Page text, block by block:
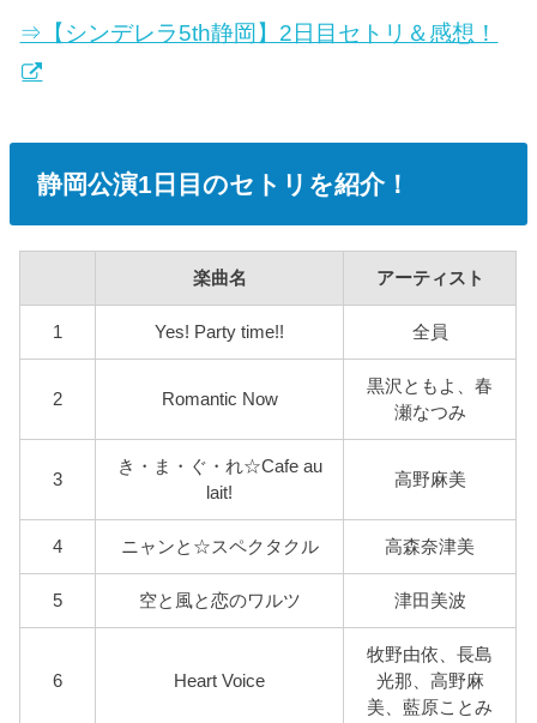
⇒【シンデレラ5th静岡】2日目セトリ＆感想！
静岡公演1日目のセトリを紹介！
楽曲名 アーティスト
1 Yes! Party time!! 全員
2 Romantic Now
黒沢ともよ、春
瀬なつみ
3
き・ま・ぐ・れ☆Cafe au
lait!
高野麻美
4 ニャンと☆スペクタクル 高森奈津美
5 空と風と恋のワルツ 津田美波
6 Heart Voice
牧野由依、長島
光那、高野麻
美、藍原ことみ